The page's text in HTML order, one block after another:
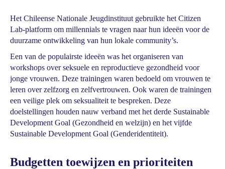
Het Chileense Nationale Jeugdinstituut gebruikte het Citizen
Lab-platform om millennials te vragen naar hun ideeën voor de
duurzame ontwikkeling van hun lokale community’s.
Een van de populairste ideeën was het organiseren van
workshops over seksuele en reproductieve gezondheid voor
jonge vrouwen. Deze trainingen waren bedoeld om vrouwen te
leren over zelfzorg en zelfvertrouwen. Ook waren de trainingen
een veilige plek om seksualiteit te bespreken. Deze
doelstellingen houden nauw verband met het derde Sustainable
Development Goal (Gezondheid en welzijn) en het vijfde
Sustainable Development Goal (Genderidentiteit).
Budgetten toewijzen en prioriteiten